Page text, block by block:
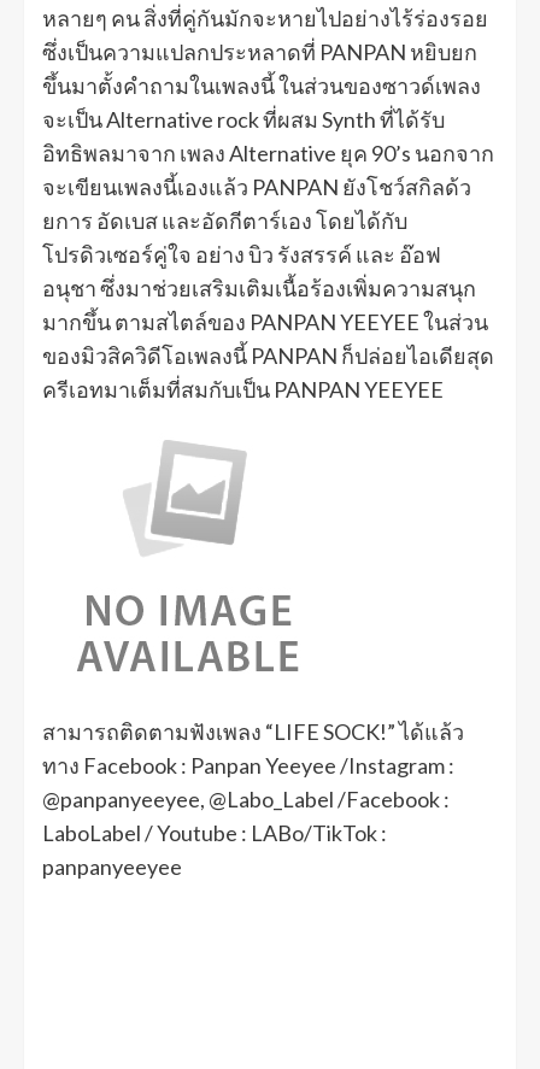
หลายๆ คน สิ่งที่คู่กันมักจะหายไปอย่างไร้ร่องรอย
ซึ่งเป็นความแปลกประหลาดที่ PANPAN หยิบยก
ขึ้นมาตั้งคำถามในเพลงนี้ ในส่วนของซาวด์เพลง
จะเป็น Alternative rock ที่ผสม Synth ที่ได้รับ
อิทธิพลมาจาก เพลง Alternative ยุค 90’s นอกจาก
จะเขียนเพลงนี้เองแล้ว PANPAN ยังโชว์สกิลด้ว
ยการ อัดเบส และอัดกีตาร์เอง โดยได้กับ
โปรดิวเซอร์คู่ใจ อย่าง บิว รังสรรค์ และ อ๊อฟ
อนุชา ซึ่งมาช่วยเสริมเติมเนื้อร้องเพิ่มความสนุก
มากขึ้น ตามสไตล์ของ PANPAN YEEYEE ในส่วน
ของมิวสิควิดีโอเพลงนี้ PANPAN ก็ปล่อยไอเดียสุด
ครีเอทมาเต็มที่สมกับเป็น PANPAN YEEYEE
สามารถติดตามฟังเพลง “LIFE SOCK!” ได้แล้ว
ทาง Facebook : Panpan Yeeyee /Instagram :
@panpanyeeyee, @Labo_Label /Facebook :
LaboLabel / Youtube : LABo/TikTok :
panpanyeeyee